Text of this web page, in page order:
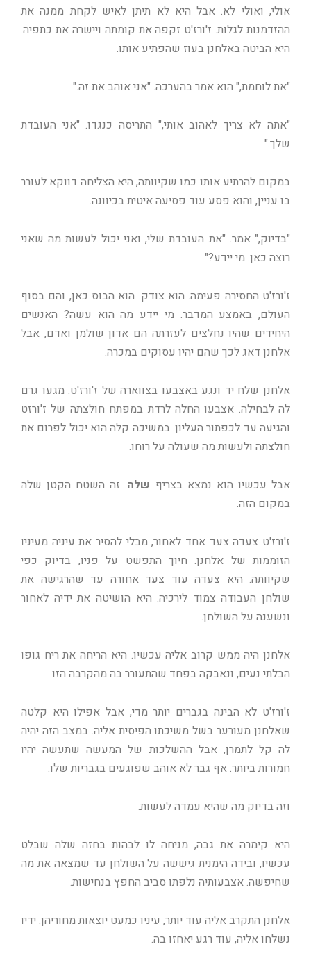
אולי, ואולי לא. אבל היא לא תיתן לאיש לקחת ממנה את
ההזדמנות לגלות. ז'ורז'ט זקפה את קומתה ויישרה את כתפיה.
היא הביטה באלחנן בעוז שהפתיע אותו.
"את לוחמת," הוא אמר בהערכה. "אני אוהב את זה."
"אתה לא צריך לאהוב אותי," התריסה כנגדו. "אני העובדת
שלך."
במקום להרתיע אותו כמו שקיוותה, היא הצליחה דווקא לעורר
בו עניין, והוא פסע עוד פסיעה איטית בכיוונה.
"בדיוק," אמר. "את העובדת שלי, ואני יכול לעשות מה שאני
רוצה כאן. מי יידע?"
ז'ורז'ט החסירה פעימה. הוא צודק. הוא הבוס כאן, והם בסוף
העולם, באמצע המדבר. מי יידע מה הוא עשה? האנשים
היחידים שהיו נחלצים לעזרתה הם אדון שולמן ואדם, אבל
אלחנן דאג לכך שהם יהיו עסוקים במכרה.
אלחנן שלח יד ונגע באצבעו בצווארה של ז'ורז'ט. מגעו גרם
לה לבחילה. אצבעו החלה לרדת במפתח חולצתה של ז'ורזט
והגיעה עד לכפתור העליון. במשיכה קלה הוא יכול לפרום את
חולצתה ולעשות מה שעולה על רוחו.
אבל עכשיו הוא נמצא בצריף שלה. זה השטח הקטן שלה
במקום הזה.
ז'ורז'ט צעדה צעד אחד לאחור, מבלי להסיר את עיניה מעיניו
הזוממות של אלחנן. חיוך התפשט על פניו, בדיוק כפי
שקיוותה. היא צעדה עוד צעד אחורה עד שהרגישה את
שולחן העבודה צמוד לירכיה. היא הושיטה את ידיה לאחור
ונשענה על השולחן.
אלחנן היה ממש קרוב אליה עכשיו. היא הריחה את ריח גופו
הבלתי נעים, ונאבקה בפחד שהתעורר בה מהקרבה הזו.
ז'ורז'ט לא הבינה בגברים יותר מדי, אבל אפילו היא קלטה
שאלחנן מעורער בשל משיכתו הפיסית אליה. במצב הזה יהיה
לה קל לתמרן, אבל ההשלכות של המעשה שתעשה יהיו
חמורות ביותר. אף גבר לא אוהב שפוגעים בגבריות שלו.
וזה בדיוק מה שהיא עמדה לעשות.
היא קימרה את גבה, מניחה לו לבהות בחזה שלה שבלט
עכשיו, ובידה הימנית גיששה על השולחן עד שמצאה את מה
שחיפשה. אצבעותיה נלפתו סביב החפץ בנחישות.
אלחנן התקרב אליה עוד יותר, עיניו כמעט יוצאות מחוריהן. ידיו
נשלחו אליה, עוד רגע יאחזו בה.